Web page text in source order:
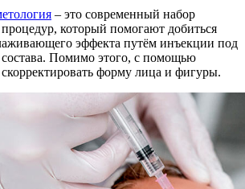
– это современный набор
который помогают добиться
эффекта путём инъекции под
Помимо этого, с помощью
форму лица и фигуры.